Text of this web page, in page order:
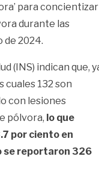
para concientizar
durante las
de 2024.
(INS) indican que,
cuales 132 son
con lesiones
pólvora, lo que
por ciento en
se reportaron 326